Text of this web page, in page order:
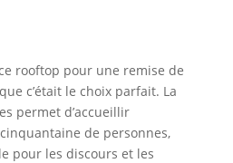
rooftop pour une remise de
c’était le choix parfait. La
permet d’accueillir
de personnes,
pour les discours et les